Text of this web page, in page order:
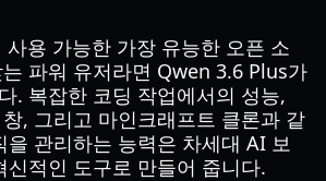
용 가능한 가장 유능한 오픈 소
파워 유저라면 Qwen 3.6 Plus가
. 복잡한 코딩 작업에서의 성능,
, 그리고 마인크래프트 클론과 같
을 관리하는 능력은 차세대 AI 보
신적인 도구로 만들어 줍니다.